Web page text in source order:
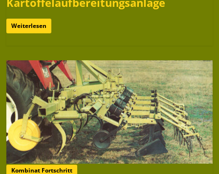
Weiterlesen
Kombinat Fortschritt